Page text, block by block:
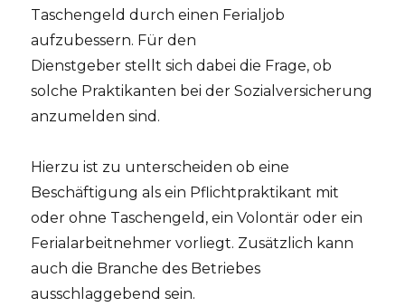
Taschengeld durch einen Ferialjob
aufzubessern. Für den
Dienstgeber stellt sich dabei die Frage, ob
solche Praktikanten bei der Sozialversicherung
anzumelden sind.
Hierzu ist zu unterscheiden ob eine
Beschäftigung als ein Pflichtpraktikant mit
oder ohne Taschengeld, ein Volontär oder ein
Ferialarbeitnehmer vorliegt. Zusätzlich kann
auch die Branche des Betriebes
ausschlaggebend sein.